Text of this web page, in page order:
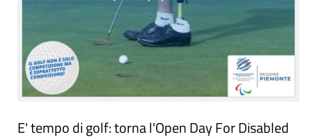
E' tempo di golf: torna l'Open Day For Disabled